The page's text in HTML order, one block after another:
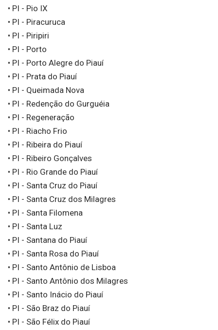
• PI - Pio IX
• PI - Piracuruca
• PI - Piripiri
• PI - Porto
• PI - Porto Alegre do Piauí
• PI - Prata do Piauí
• PI - Queimada Nova
• PI - Redenção do Gurguéia
• PI - Regeneração
• PI - Riacho Frio
• PI - Ribeira do Piauí
• PI - Ribeiro Gonçalves
• PI - Rio Grande do Piauí
• PI - Santa Cruz do Piauí
• PI - Santa Cruz dos Milagres
• PI - Santa Filomena
• PI - Santa Luz
• PI - Santana do Piauí
• PI - Santa Rosa do Piauí
• PI - Santo Antônio de Lisboa
• PI - Santo Antônio dos Milagres
• PI - Santo Inácio do Piauí
• PI - São Braz do Piauí
• PI - São Félix do Piauí